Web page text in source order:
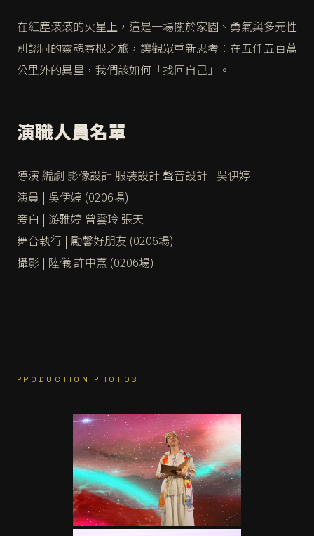
在紅塵滾滾的火星上，這是一場關於家園、勇氣與多元性
別認同的靈魂尋根之旅，讓觀眾重新思考：在五仟五百萬
公里外的異星，我們該如何「找回自己」。
演職人員名單
導演 編劇 影像設計 服裝設計 聲音設計 | 吳伊婷
演員 | 吳伊婷 (0206場)
旁白 | 游雅婷 曾雲玲 張天
舞台執行 | 勵馨好朋友 (0206場)
攝影 | 陸儀 許中熹 (0206場)
PRODUCTION PHOTOS